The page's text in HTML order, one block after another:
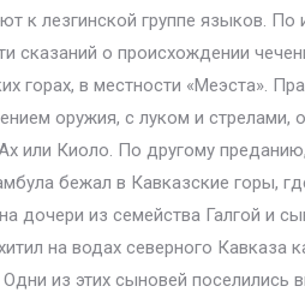
к лезгинской группе языков.
сказаний о происхождении
горах, в местности «Меэста».
оружия, с луком и стрелами,
или Киоло. По другому
бежал в Кавказские горы,
дочери из семейства Галгой и
на водах северного
из этих сыновей поселились